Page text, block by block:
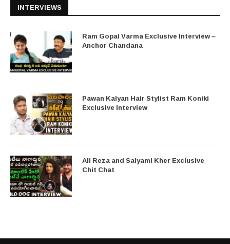
INTERVIEWS
Ram Gopal Varma Exclusive Interview –
Anchor Chandana
Pawan Kalyan Hair Stylist Ram Koniki
Exclusive Interview
Ali Reza and Saiyami Kher Exclusive
Chit Chat